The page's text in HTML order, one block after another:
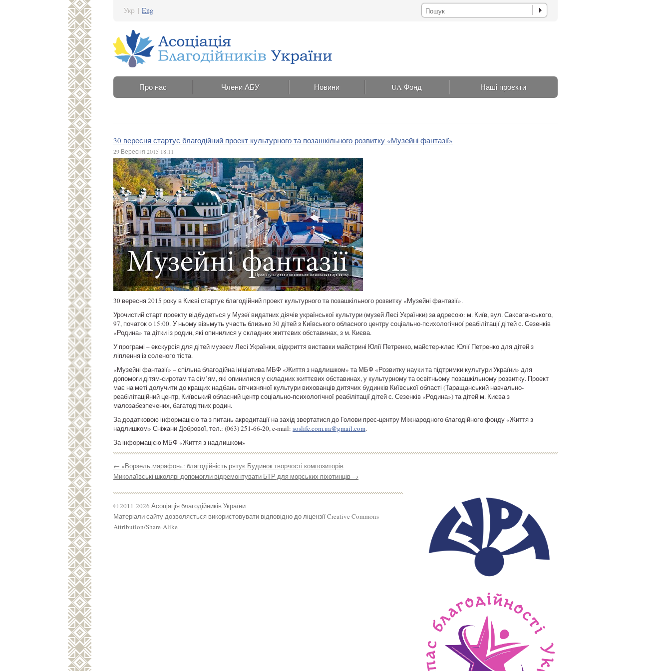
Укр | Eng
Про нас Члени АБУ Новини UA Фонд Наші проєкти
30 вересня стартує благодійний проект культурного та позашкільного розвитку «Музейні фантазії»
29 Вересня 2015 18:11
30 вересня 2015 року в Києві стартує благодійний проект культурного та позашкільного розвитку «Музейні фантазії».
Урочистий старт проекту відбудеться у Музеї видатних діячів української культури (музей Лесі Українки) за адресою: м. Київ, вул. Саксаганського,
97, початок о 15:00. У ньому візьмуть участь близько 30 дітей з Київського обласного центру соціально-психологічної реабілітації дітей с. Сезенків
«Родина» та дітки із родин, які опинилися у складних життєвих обставинах, з м. Києва.
У програмі – екскурсія для дітей музеєм Лесі Українки, відкриття виставки майстрині Юлії Петренко, майстер-клас Юлії Петренко для дітей з
ліплення із соленого тіста.
«Музейні фантазії» – спільна благодійна ініціатива МБФ «Життя з надлишком» та МБФ «Розвитку науки та підтримки культури України» для
допомоги дітям-сиротам та сім’ям, які опинилися у складних життєвих обставинах, у культурному та освітньому позашкільному розвитку. Проект
має на меті долучити до кращих надбань вітчизняної культури вихованців дитячих будинків Київської області (Таращанський навчально-
реабілітаційний центр, Київський обласний центр соціально-психологічної реабілітації дітей с. Сезенків «Родина») та дітей м. Києва з
малозабезпечених, багатодітних родин.
За додатковою інформацією та з питань акредитації на захід звертатися до Голови прес-центру Міжнародного благодійного фонду «Життя з
надлишком» Сніжани Добрової, тел.: (063) 251-66-20, e-mail: soslife.com.ua@gmail.com.
За інформацією МБФ «Життя з надлишком»
← «Ворзель-марафон»: благодійність рятує Будинок творчості композиторів
Миколаївські школярі допомогли відремонтувати БТР для морських піхотинців →
© 2011-2026 Асоціація благодійників України
Матеріали сайту дозволяється використовувати відповідно до ліцензії Creative Commons
Attribution/Share-Alike